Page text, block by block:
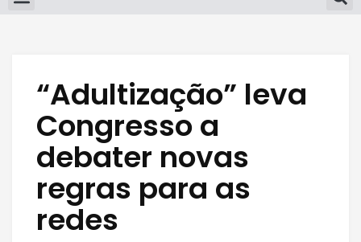
“Adultização” leva
Congresso a
debater novas
regras para as
redes